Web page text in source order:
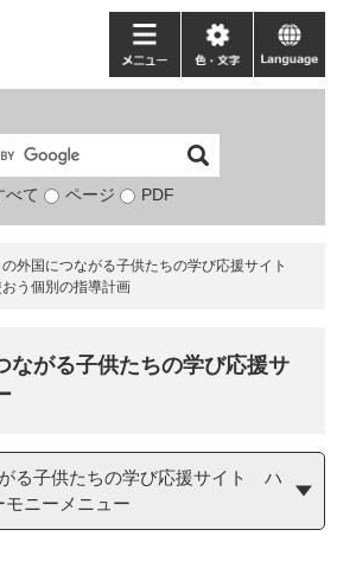
検
象
べて ページ PDF
メ
ニ
ー
色・
文
language
の外国につながる子供たちの学び応援サイト
う個別の指導計画
ながる子供たちの学び応援サ
る子供たちの学び応援サイト ハ
モニーメニュー